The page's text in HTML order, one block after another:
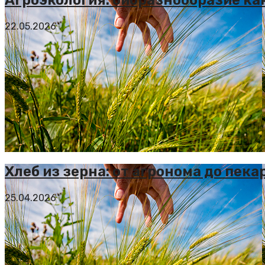
22.05.2026
Хлеб из зерна: от агронома до
25.04.2026